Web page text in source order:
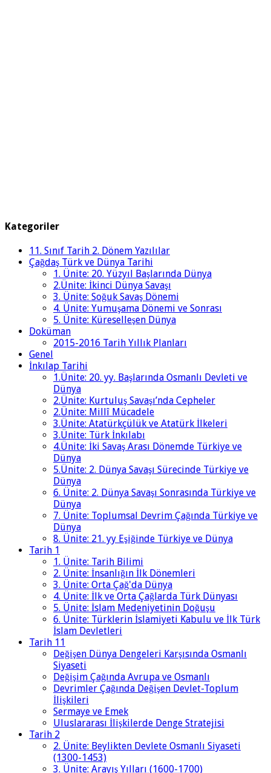
Kategoriler
11. Sınıf Tarih 2. Dönem Yazılılar
Çağdaş Türk ve Dünya Tarihi
1. Ünite: 20. Yüzyıl Başlarında Dünya
2.Ünite: İkinci Dünya Savaşı
3. Ünite: Soğuk Savaş Dönemi
4. Ünite: Yumuşama Dönemi ve Sonrası
5. Ünite: Küreselleşen Dünya
Doküman
2015-2016 Tarih Yıllık Planları
Genel
İnkılap Tarihi
1.Ünite: 20. yy. Başlarında Osmanlı Devleti ve
Dünya
2.Ünite: Kurtuluş Savaşı’nda Cepheler
2.Ünite: Millî Mücadele
3.Ünite: Atatürkçülük ve Atatürk İlkeleri
3.Ünite: Türk İnkılabı
4.Ünite: İki Savaş Arası Dönemde Türkiye ve
Dünya
5.Ünite: 2. Dünya Savaşı Sürecinde Türkiye ve
Dünya
6. Ünite: 2. Dünya Savaşı Sonrasında Türkiye ve
Dünya
7. Ünite: Toplumsal Devrim Çağında Türkiye ve
Dünya
8. Ünite: 21. yy Eşiğinde Türkiye ve Dünya
Tarih 1
1. Ünite: Tarih Bilimi
2. Ünite: İnsanlığın İlk Dönemleri
3. Ünite: Orta Çağ'da Dünya
4. Ünite: İlk ve Orta Çağlarda Türk Dünyası
5. Ünite: İslam Medeniyetinin Doğuşu
6. Ünite: Türklerin İslamiyeti Kabulu ve İlk Türk
İslam Devletleri
Tarih 11
Değişen Dünya Dengeleri Karşısında Osmanlı
Siyaseti
Değişim Çağında Avrupa ve Osmanlı
Devrimler Çağında Değişen Devlet-Toplum
İlişkileri
Sermaye ve Emek
Uluslararası İlişkilerde Denge Stratejisi
Tarih 2
2. Ünite: Beylikten Devlete Osmanlı Siyaseti
(1300-1453)
3. Ünite: Arayış Yılları (1600-1700)